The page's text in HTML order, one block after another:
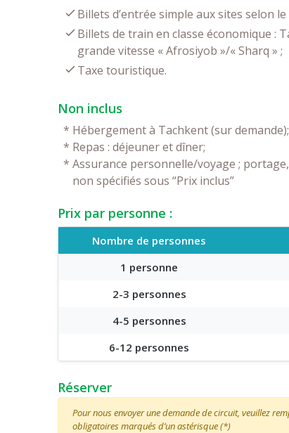
Billets d’entrée simple aux sites selon
Billets de train en classe économique :
grande vitesse « Afrosiyob »/« Sharq » ;
Taxe touristique.
Non inclus
* Hébergement à Tachkent (sur demande);
* Repas : déjeuner et dîner;
* Assurance personnelle/voyage ;
non spécifiés sous “Prix inclus”
Prix par personne :
Nombre de personnes
1 personne
2-3 personnes
4-5 personnes
6-12 personnes
Réserver
Pour nous envoyer une demande de circuit, veuillez
obligatoires marqués d’un astérisque (*)